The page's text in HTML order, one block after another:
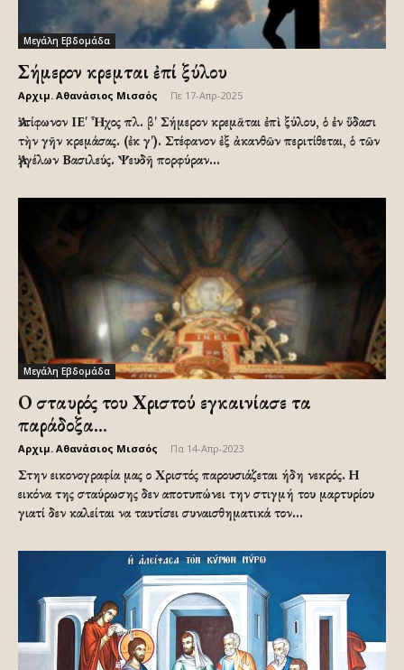
Μεγάλη Εβδομάδα
Σήμερον κρεμᾶται ἐπί ξύλου
Αρχιμ. Αθανάσιος Μισσός Πε 17-Απρ-2025
Ἀντίφωνον ΙΕ' Ἦχος πλ. β' Σήμερον κρεμᾶται ἐπὶ ξύλου, ὁ ἐν ὕδασι
τὴν γῆν κρεμάσας. (ἐκ γ'). Στέφανον ἐξ ἀκανθῶν περιτίθεται, ὁ τῶν
Ἀγγέλων Βασιλεύς. Ψευδῆ πορφύραν...
Μεγάλη Εβδομάδα
Ο σταυρός του Χριστού εγκαινίασε τα
παράδοξα…
Αρχιμ. Αθανάσιος Μισσός Πα 14-Απρ-2023
Στην εικονογραφία μας ο Χριστός παρουσιάζεται ήδη νεκρός. Η
εικόνα της σταύρωσης δεν αποτυπώνει την στιγμή του μαρτυρίου
γιατί δεν καλείται να ταυτίσει συναισθηματικά τον...